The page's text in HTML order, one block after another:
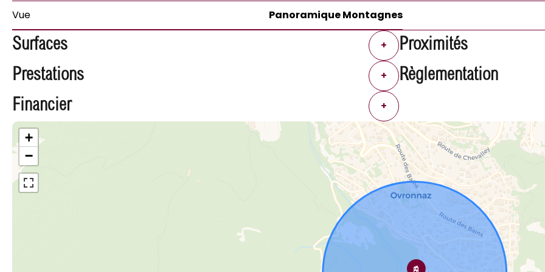
Vue Panoramique Montagnes
Surfaces +
Proximités
Prestations
+
Règlementation
Financier
+
+
−